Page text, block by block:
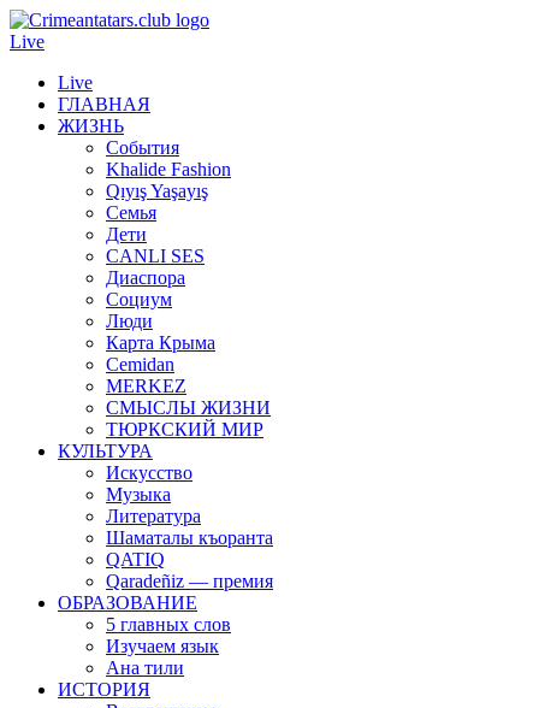
Live
Live
ГЛАВНАЯ
ЖИЗНЬ
События
Khalide Fashion
Qıyış Yaşayış
Семья
Дети
CANLI SES
Диаспора
Социум
Люди
Карта Крыма
Cemidan
МERKEZ
СМЫСЛЫ ЖИЗНИ
ТЮРКСКИЙ МИР
КУЛЬТУРА
Искусство
Музыка
Литература
Шаматалы къоранта
QATIQ
Qaradeñiz — премия
ОБРАЗОВАНИЕ
5 главных слов
Изучаем язык
Ана тили
ИСТОРИЯ